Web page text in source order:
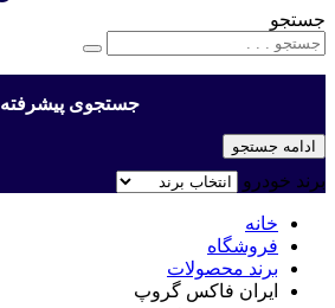
جستجو
جستجوی پیشرفته
ادامه جستجو
برند خودرو
خانه
فروشگاه
برند محصولات
ایران فاکس گروپ